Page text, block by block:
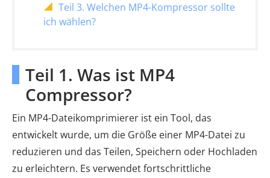
Teil 3. Welchen MP4-Kompressor sollte
ich wählen?
Teil 1. Was ist MP4
Compressor?
Ein MP4-Dateikomprimierer ist ein Tool, das
entwickelt wurde, um die Größe einer MP4-Datei zu
reduzieren und das Teilen, Speichern oder Hochladen
zu erleichtern. Es verwendet fortschrittliche